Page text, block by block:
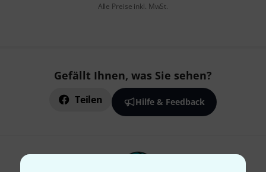
Alle Preise inkl. MwSt.
Gefällt Ihnen, was Sie sehen?
Teilen Hilfe & Feedback